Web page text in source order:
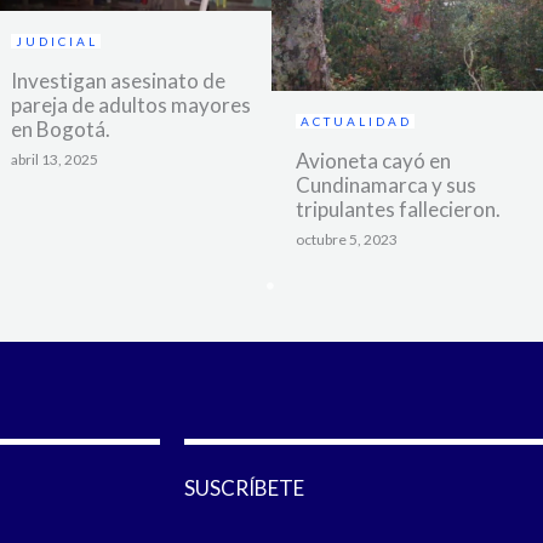
JUDICIAL
Investigan asesinato de
pareja de adultos mayores
en Bogotá.
abril 13, 2025
ACTUALIDAD
Avioneta cayó en
Cundinamarca y sus
tripulantes fallecieron.
octubre 5, 2023
SUSCRÍBETE